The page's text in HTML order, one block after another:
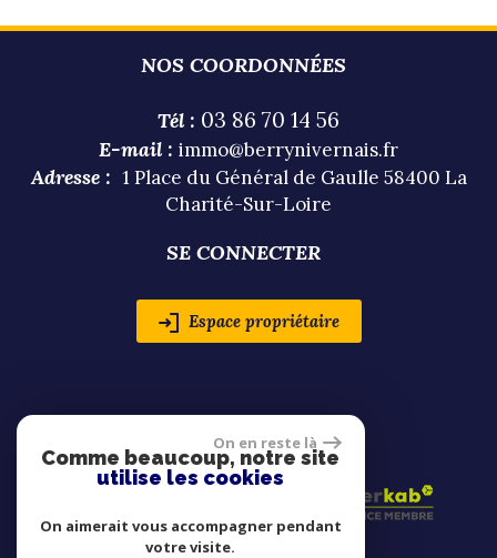
NOS COORDONNÉES
Tél : 03 86 70 14 56
E-mail : immo@berrynivernais.fr
Adresse : 1 Place du Général de Gaulle 58400 La
Charité-Sur-Loire
SE CONNECTER
Espace propriétaire
On en reste là
Comme beaucoup, notre site
utilise les cookies
On aimerait vous accompagner pendant
votre visite.